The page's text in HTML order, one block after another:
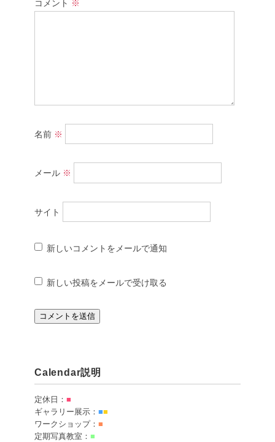
コメント ※
名前 ※
メール ※
サイト
新しいコメントをメールで通知
新しい投稿をメールで受け取る
Calendar説明
定休日： ■
ギャラリー展示： ■■
ワークショップ： ■
定期写真教室： ■